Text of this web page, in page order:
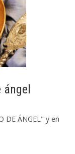
DE ÁNGEL" y en